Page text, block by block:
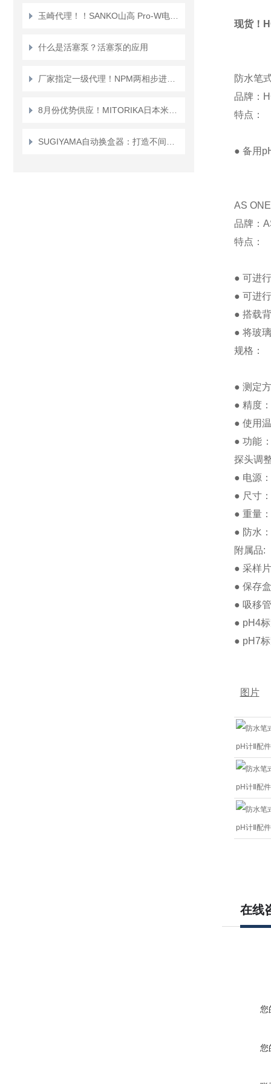
什么是活塞泵？活塞泵的应用
现货！
防水笔
品牌：
特点：
● 备用
AS
品牌：
特点：
● 可进
● 可进
● 搭载
● 将玻
规格：
● 测定
● 精度
● 使用
● 功能
探头调
● 电源
● 尺寸
● 重量
● 防水
附属品:
● 采样片
● 保存盒
● 吸移管
● pH4
● pH7
图片
在线
您
您